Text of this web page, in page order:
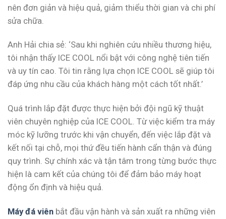
nên đơn giản và hiệu quả, giảm thiểu thời gian và chi phí
sửa chữa.
Anh Hải chia sẻ: ‘Sau khi nghiên cứu nhiều thương hiệu,
tôi nhận thấy ICE COOL nổi bật với công nghệ tiên tiến
và uy tín cao. Tôi tin rằng lựa chọn ICE COOL sẽ giúp tôi
đáp ứng nhu cầu của khách hàng một cách tốt nhất.’
Quá trình lắp đặt được thực hiện bởi đội ngũ kỹ thuật
viên chuyên nghiệp của ICE COOL. Từ việc kiểm tra máy
móc kỹ lưỡng trước khi vận chuyển, đến việc lắp đặt và
kết nối tại chỗ, mọi thứ đều tiến hành cẩn thận và đúng
quy trình. Sự chính xác và tận tâm trong từng bước thực
hiện là cam kết của chúng tôi để đảm bảo máy hoạt
động ổn định và hiệu quả.
Máy đá viên bắt đầu vận hành và sản xuất ra những viên